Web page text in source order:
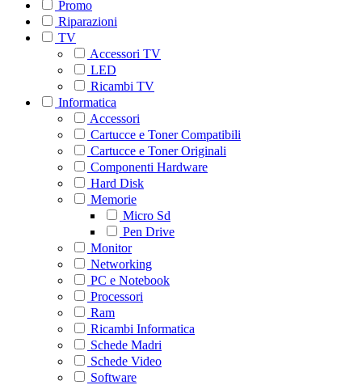
Promo
Riparazioni
TV
Accessori TV
LED
Ricambi TV
Informatica
Accessori
Cartucce e Toner Compatibili
Cartucce e Toner Originali
Componenti Hardware
Hard Disk
Memorie
Micro Sd
Pen Drive
Monitor
Networking
PC e Notebook
Processori
Ram
Ricambi Informatica
Schede Madri
Schede Video
Software